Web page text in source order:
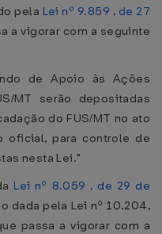
pela Lei nº 9.859 , de 27
a vigorar com a seguinte
de Apoio às Ações
MT serão depositadas
do FUS/MT no ato
oficial, para controle de
nesta Lei."
Lei nº 8.059 , de 29 de
dada pela Lei nº 10.204,
passa a vigorar com a